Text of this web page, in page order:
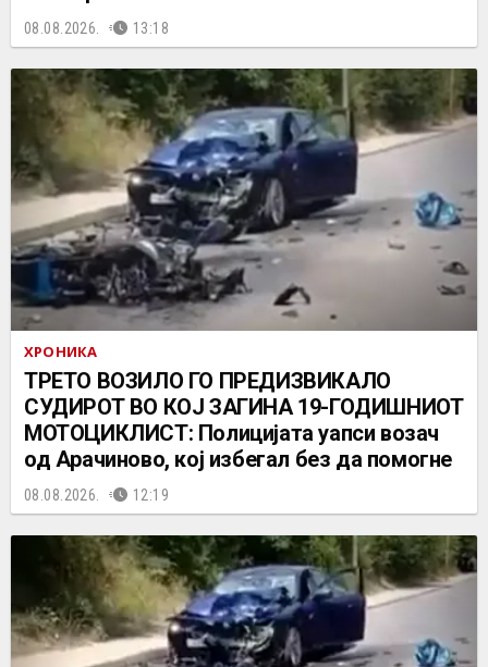
08.08.2026. 13:18
ХРОНИКА
ТРЕТО ВОЗИЛО ГО ПРЕДИЗВИКАЛО
СУДИРОТ ВО КОЈ ЗАГИНА 19-ГОДИШНИОТ
МОТОЦИКЛИСТ: Полицијата уапси возач
од Арачиново, кој избегал без да помогне
08.08.2026. 12:19